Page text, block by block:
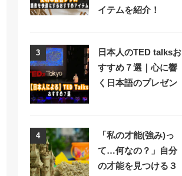
イテムを紹介！
3
日本人のTED talksお
すすめ７選｜心に響
く日本語のプレゼン
4
「私の才能(強み)っ
て…何なの？」自分
の才能を見つける３